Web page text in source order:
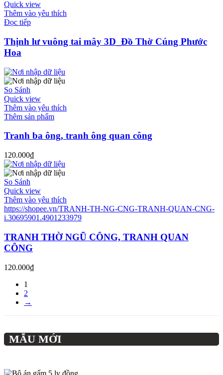
Quick view
Thêm vào yêu thích
Đọc tiếp
Thịnh lư vuông tai mây 3D_Đồ Thờ Cúng Phước
Hoa
So Sánh
Quick view
Thêm vào yêu thích
Thêm sản phẩm
Tranh ba ông, tranh ông quan công
120.000₫
So Sánh
Quick view
Thêm vào yêu thích
https://shopee.vn/TRANH-TH-NG-CNG-TRANH-QUAN-CNG-
i.30695901.4901233979
TRANH THỜ NGŨ CÔNG, TRANH QUAN
CÔNG
120.000₫
1
2
→
MẪU MỚI